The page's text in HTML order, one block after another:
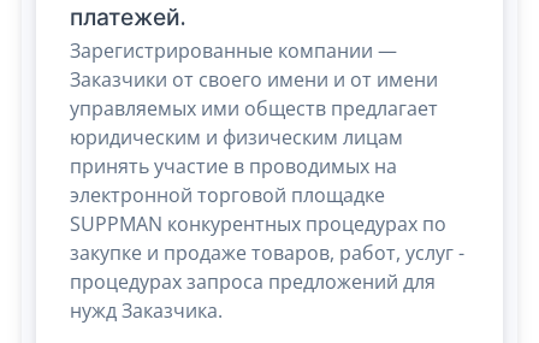
платежей.
Зарегистрированные компании —
Заказчики от своего имени и от имени
управляемых ими обществ предлагает
юридическим и физическим лицам
принять участие в проводимых на
электронной торговой площадке
SUPPMAN конкурентных процедурах по
закупке и продаже товаров, работ, услуг -
процедурах запроса предложений для
нужд Заказчика.